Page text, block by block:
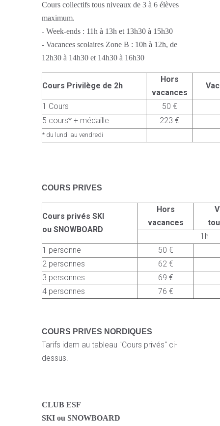
Cours collectifs tous niveaux de 3 à 6 élèves
maximum.
- Week-ends : 11h à 13h et 13h30 à 15h30
- Vacances scolaires Zone B : 10h à 12h, de
12h30 à 14h30 et 14h30 à 16h30
Cours Privilège de 2h
Hors
vacances
1 Cours
50 €
5 cours* + médaille
223 €
* du lundi au vendredi
COURS PRIVES
Cours privés SKI
ou SNOWBOARD
Hors
vacances
1h
1 personne
50 €
2 personnes
62 €
3 personnes
69 €
4 personnes
76 €
COURS PRIVES NORDIQUES
Tarifs idem au tableau "Cours privés" ci-
dessus.
CLUB ESF
SKI ou SNOWBOARD